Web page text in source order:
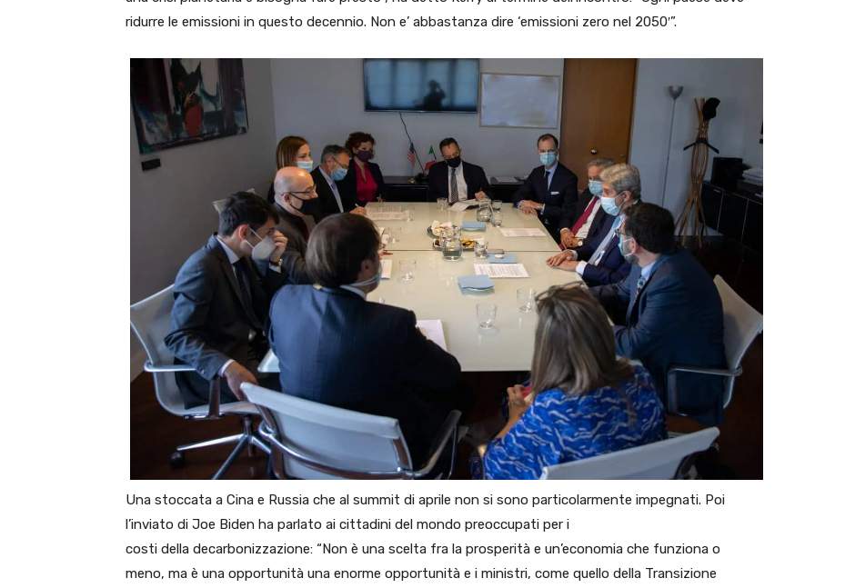
ridurre le emissioni in questo decennio. Non e’ abbastanza dire ‘emissioni zero nel 2050′”.
Una stoccata a Cina e Russia che al summit di aprile non si sono particolarmente impegnati. Poi
l’inviato di Joe Biden ha parlato ai cittadini del mondo preoccupati per i
costi della decarbonizzazione: “Non è una scelta fra la prosperità e un’economia che funziona o
meno, ma è una opportunità una enorme opportunità e i ministri, come quello della Transizione